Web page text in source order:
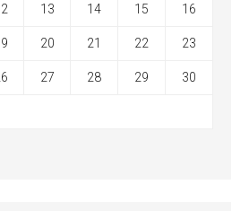
13 14 15 16
20 21 22 23
27 28 29 30